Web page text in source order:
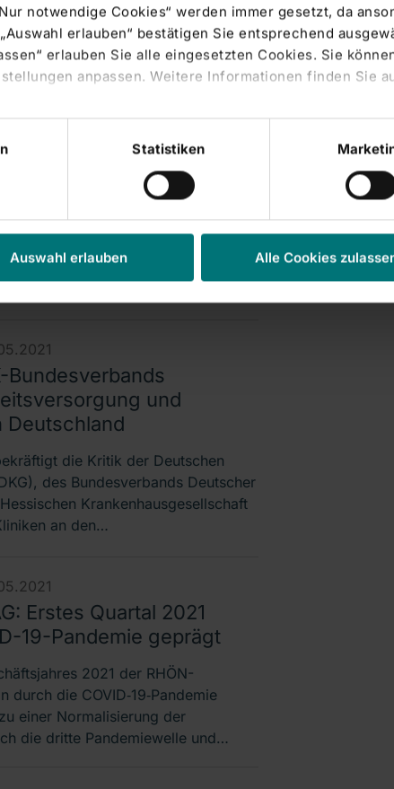
notwendige Cookies“ werden immer gesetzt, da
erlauben“ bestätigen Sie entsprechend
erlauben Sie alle eingesetzten Cookies. Sie
anpassen. Weitere Informationen finden Sie
Statistiken
Auswahl erlauben Alle Cookies
Rekordzuschuss von 27 Mrd. Euro
(GKV) für 2022 plante,
haben sich…
der RHÖN-
Vorstands und des Aufsichtsrats
Aufsichtsrat gewählt Billigung des
Bundesverbands
und
Deutschland
die Kritik der Deutschen
des Bundesverbands Deutscher
Krankenhausgesellschaft
an den…
Erstes Quartal 2021
19-Pandemie geprägt
2021 der RHÖN-
durch die COVID‐19‐Pandemie
einer Normalisierung der
die dritte Pandemiewelle und…